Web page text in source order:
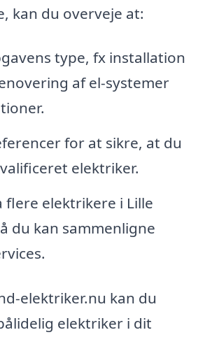
kan du overveje at:
type, fx installation
af el-systemer
for at sikre, at du
elektriker.
flere elektrikere i Lille
du kan sammenligne
elektriker.nu kan du
elektriker i dit